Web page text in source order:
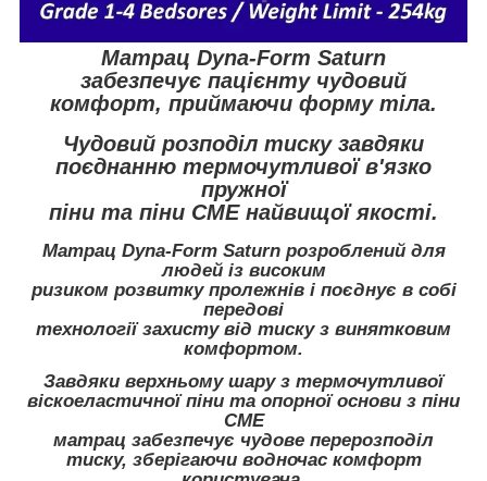
Матрац Dyna-Form Saturn
забезпечує пацієнту чудовий
комфорт, приймаючи форму тіла.
Чудовий розподіл тиску завдяки
поєднанню термочутливої в'язко
пружної
піни та піни CME найвищої якості.
Матрац Dyna-Form Saturn розроблений для
людей із високим
ризиком розвитку пролежнів і поєднує в собі
передові
технології захисту від тиску з винятковим
комфортом.
Завдяки верхньому шару з термочутливої
віскоеластичної піни та опорної основи з піни
CME
матрац забезпечує чудове перерозподіл
тиску, зберігаючи водночас комфорт